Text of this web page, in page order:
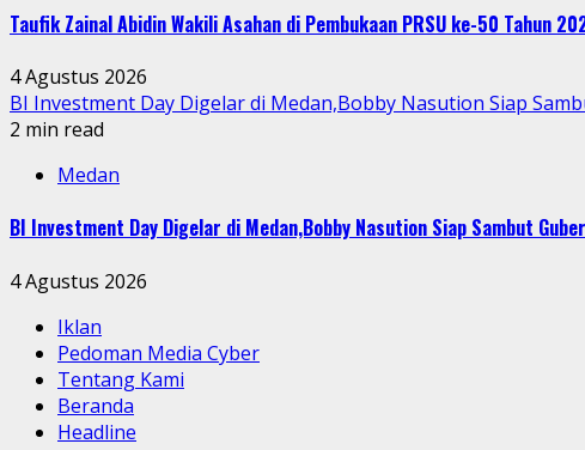
Taufik Zainal Abidin Wakili Asahan di Pembukaan PRSU ke-50 Tahun
4 Agustus 2026
BI Investment Day Digelar di Medan,Bobby Nasution Siap
2 min read
Medan
BI Investment Day Digelar di Medan,Bobby Nasution Siap Sambut
4 Agustus 2026
Iklan
Pedoman Media Cyber
Tentang Kami
Beranda
Headline